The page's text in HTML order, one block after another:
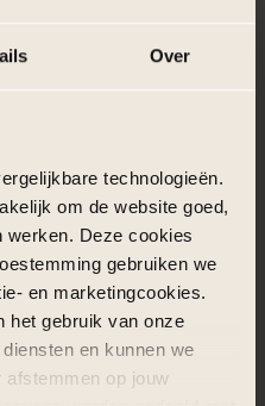
Over
technologieën.
om de website goed,
werken. Deze cookies
gebruiken we
en marketingcookies.
het gebruik van onze
en kunnen we
afstemmen op jouw
X powerwoman, gedreven,
“doe het goede of doe